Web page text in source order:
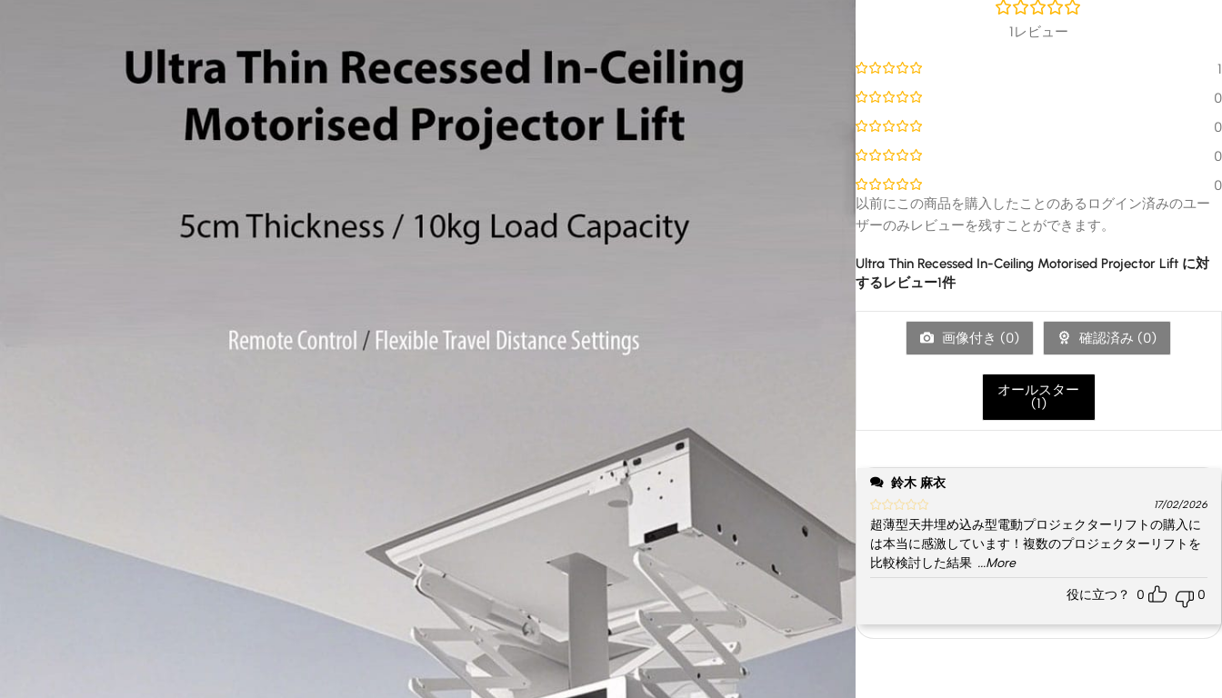
1レビュー
1
0
0
0
0
Ultra Thin Recessed In-Ceiling Motorised Projector Liftに対
するレビュー1件
画像付き (0) 確認済み (0)
オールスター
(1)
鈴木 麻衣
17/02/2026
超薄型天井埋め込み型電動プロジェクターリフトの購入に
は本当に感激しています！複数のプロジェクターリフトを
比較検討した結果 ...More
役に立つ？ 0 0
以前にこの商品を購入したことのあるログイン済みのユー
ザーのみレビューを残すことができます。